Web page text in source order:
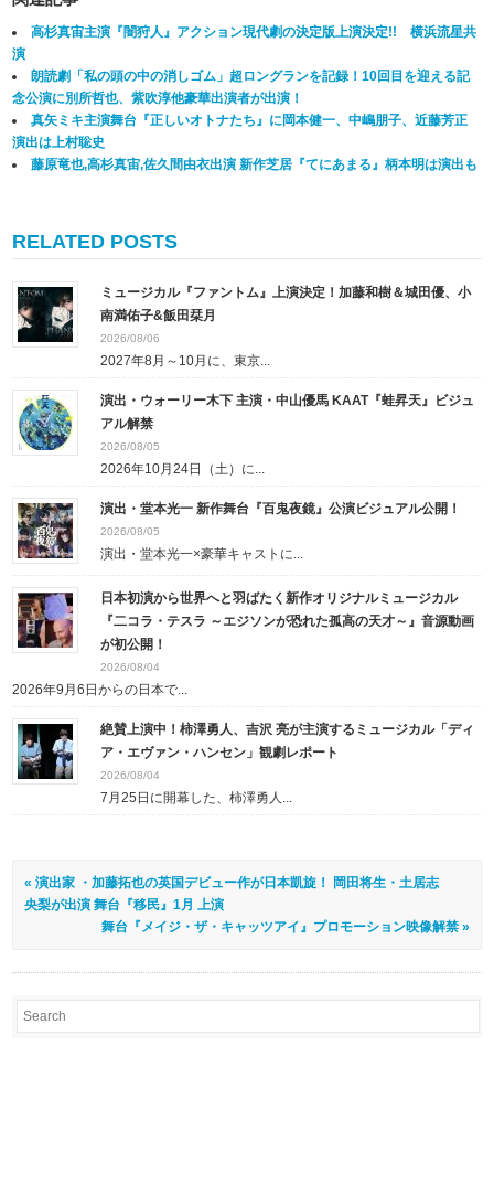
高杉真宙主演『闇狩人』アクション現代劇の決定版上演決定!! 横浜流星共
演
朗読劇「私の頭の中の消しゴム」超ロングランを記録！10回目を迎える記
念公演に別所哲也、紫吹淳他豪華出演者が出演！
真矢ミキ主演舞台『正しいオトナたち』に岡本健一、中嶋朋子、近藤芳正
演出は上村聡史
藤原竜也,高杉真宙,佐久間由衣出演 新作芝居『てにあまる』柄本明は演出も
RELATED POSTS
ミュージカル『ファントム』上演決定！加藤和樹＆城田優、小
南満佑子&飯田栞月
2026/08/06
2027年8月～10月に、東京...
演出・ウォーリー木下 主演・中山優馬 KAAT『蛙昇天』ビジュ
アル解禁
2026/08/05
2026年10月24日（土）に...
演出・堂本光一 新作舞台『百鬼夜鏡』公演ビジュアル公開！
2026/08/05
演出・堂本光一×豪華キャストに...
日本初演から世界へと羽ばたく新作オリジナルミュージカル
『二コラ・テスラ ～エジソンが恐れた孤高の天才～』音源動画
が初公開！
2026/08/04
2026年9月6日からの日本で...
絶賛上演中！柿澤勇人、吉沢 亮が主演するミュージカル「ディ
ア・エヴァン・ハンセン」観劇レポート
2026/08/04
7月25日に開幕した、柿澤勇人...
« 演出家 ・加藤拓也の英国デビュー作が日本凱旋！ 岡田将生・土居志
央梨が出演 舞台『移民』1月 上演
舞台『メイジ・ザ・キャッツアイ』プロモーション映像解禁 »